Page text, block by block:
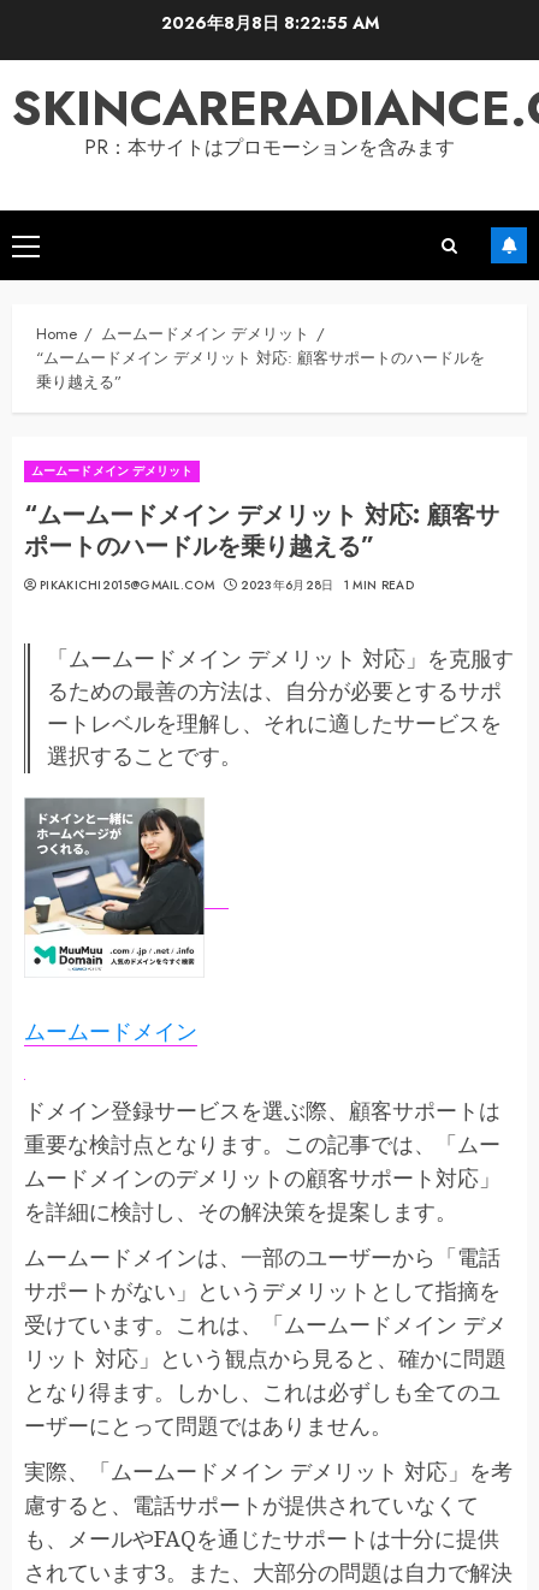
2026年8月8日 8:22:56 AM
PR：本サイトはプロモーションを含みます
Primary
Menu
Home
ムームードメイン デメリット
“ムームードメイン デメリット 対応: 顧客サポートのハードルを
乗り越える”
ムームードメイン デメリット
“ムームードメイン デメリット 対応: 顧客サ
ポートのハードルを乗り越える”
PIKAKICHI2015@GMAIL.COM 2023年6月28日 1 MIN READ
「ムームードメイン デメリット 対応」を克服す
るための最善の方法は、自分が必要とするサポ
ートレベルを理解し、それに適したサービスを
選択することです。
ムームードメイン
ドメイン登録サービスを選ぶ際、顧客サポートは
重要な検討点となります。この記事では、「ムー
ムードメインのデメリットの顧客サポート対応」
を詳細に検討し、その解決策を提案します。
ムームードメインは、一部のユーザーから「電話
サポートがない」というデメリットとして指摘を
受けています​。これは、「ムームードメイン デメ
リット 対応」という観点から見ると、確かに問題
となり得ます。しかし、これは必ずしも全てのユ
ーザーにとって問題ではありません。
実際、「ムームードメイン デメリット 対応」を考
慮すると、電話サポートが提供されていなくて
も、メールやFAQを通じたサポートは十分に提供
されています​3​。また、大部分の問題は自力で解決